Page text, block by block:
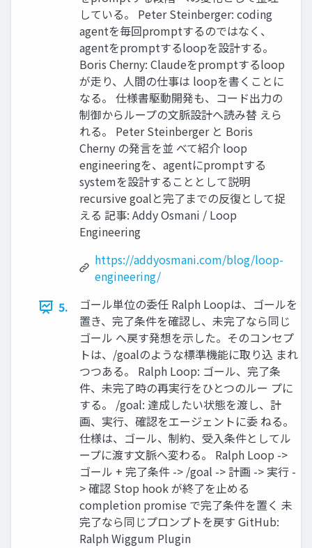
している。 Peter Steinberger: coding
agentを毎回promptするのではなく、
agentをpromptするloopを設計する。
Boris Cherny: Claudeをpromptするloop
が走り、人間の仕事は loopを書くことに
なる。 仕様書駆動開発も、コード出力の
制御からループの文脈設計へ読み替 えら
れる。 Peter Steinberger と Boris
Cherny の発言を並 べて紹介 loop
engineeringを、agentにpromptする
systemを設計することとして説明
recursive goalと完了までの反復として捉
える 記事: Addy Osmani / Loop
Engineering
https://addyosmani.com/blog/loop-
engineering/
5.
ゴール単位の委任 Ralph Loopは、ゴールを
置き、完了条件を確認し、未完了なら同じ
ゴール へ戻す発想を示した。そのコンセプ
トは、/goalのような標準機能に取り込 まれ
つつある。 Ralph Loop: ゴール、完了条
件、未完了時の再実行をひとつのルー プに
する。 /goal: 達成したい状態を渡し、計
画、実行、確認をエージェントに委 ねる。
仕様は、ゴール、制約、受入条件としてル
ープに渡す文脈へ変わる。 Ralph Loop ->
ゴール + 完了条件 -> /goal -> 計画 -> 実行 -
> 確認 Stop hook が終了を止める
completion promise で完了条件を置く 未
完了なら同じプロンプトを戻す GitHub:
Ralph Wiggum Plugin